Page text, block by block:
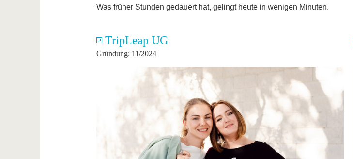
Was früher Stunden gedauert hat, gelingt heute in wenigen Minuten.
TripLeap UG
Gründung: 11/2024